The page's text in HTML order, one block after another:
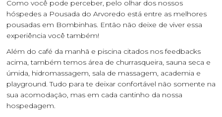
Como você pode perceber, pelo olhar dos nossos
hóspedes a Pousada do Arvoredo está entre as melhores
pousadas em Bombinhas. Então não deixe de viver essa
experiência você também!
Além do café da manhã e piscina citados nos feedbacks
acima, também temos área de churrasqueira, sauna seca e
úmida, hidromassagem, sala de massagem, academia e
playground. Tudo para te deixar confortável não somente na
sua acomodação, mas em cada cantinho da nossa
hospedagem.